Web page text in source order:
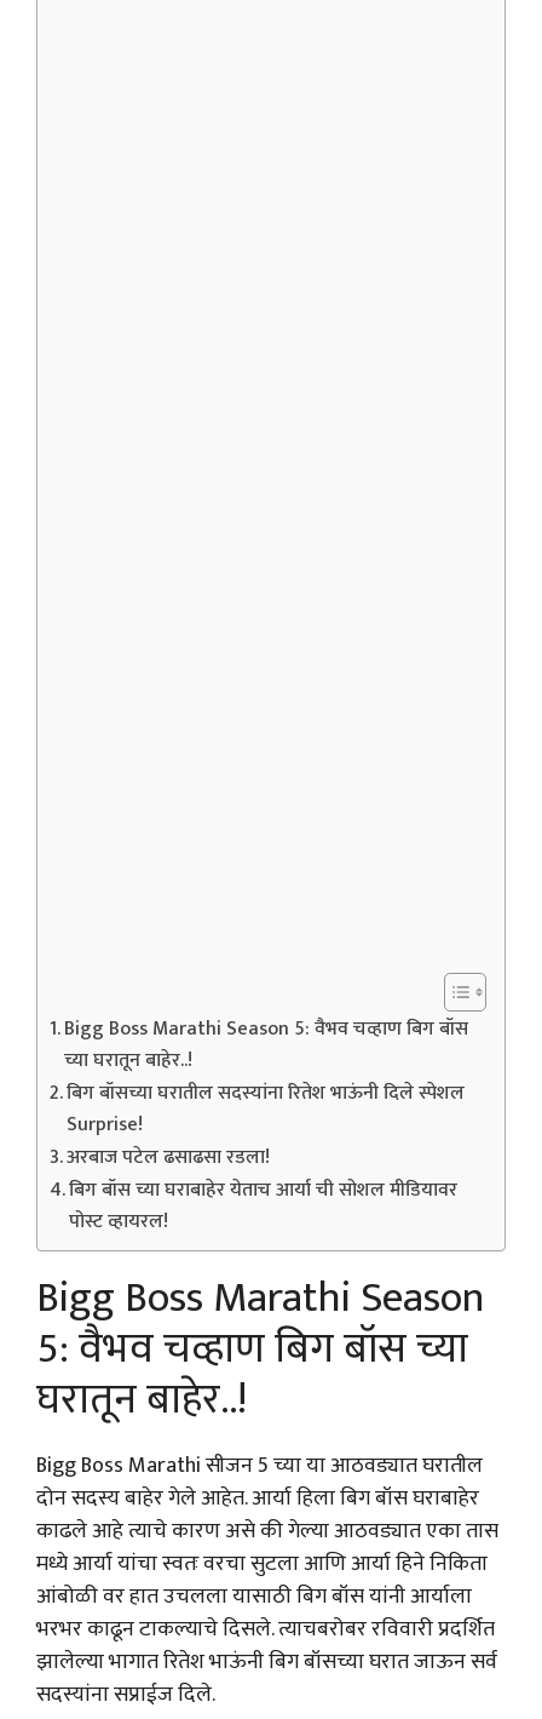
Bigg Boss Marathi Season 5: वैभव चव्हाण बिग बॉस
च्या घरातून बाहेर..!
बिग बॉसच्या घरातील सदस्यांना रितेश भाऊंनी दिले स्पेशल
Surprise!
अरबाज पटेल ढसाढसा रडला!
बिग बॉस च्या घराबाहेर येताच आर्या ची सोशल मीडियावर
पोस्ट व्हायरल!
Bigg Boss Marathi Season
5: वैभव चव्हाण बिग बॉस च्या
घरातून बाहेर..!
Bigg Boss Marathi सीजन 5 च्या या आठवड्यात घरातील
दोन सदस्य बाहेर गेले आहेत. आर्या हिला बिग बॉस घराबाहेर
काढले आहे त्याचे कारण असे की गेल्या आठवड्यात एका तास
मध्ये आर्या यांचा स्वतः वरचा सुटला आणि आर्या हिने निकिता
आंबोळी वर हात उचलला यासाठी बिग बॉस यांनी आर्याला
भरभर काढून टाकल्याचे दिसले. त्याचबरोबर रविवारी प्रदर्शित
झालेल्या भागात रितेश भाऊंनी बिग बॉसच्या घरात जाऊन सर्व
सदस्यांना सप्राईज दिले.